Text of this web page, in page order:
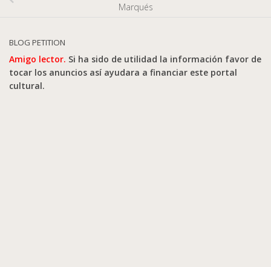
Marqués
BLOG PETITION
Amigo lector. Si ha sido de utilidad la información favor de
tocar los anuncios así ayudara a financiar este portal
cultural.